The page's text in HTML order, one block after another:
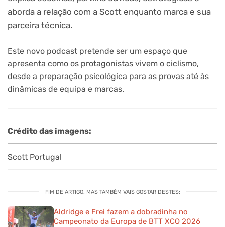
aborda a relação com a Scott enquanto marca e sua
parceira técnica.
Este novo podcast pretende ser um espaço que
apresenta como os protagonistas vivem o ciclismo,
desde a preparação psicológica para as provas até às
dinâmicas de equipa e marcas.
Crédito das imagens:
Scott Portugal
FIM DE ARTIGO. MAS TAMBÉM VAIS GOSTAR DESTES:
Aldridge e Frei fazem a dobradinha no
Campeonato da Europa de BTT XCO 2026